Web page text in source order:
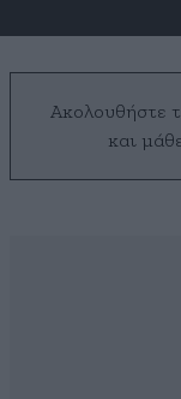
Ακολουθήστε
και